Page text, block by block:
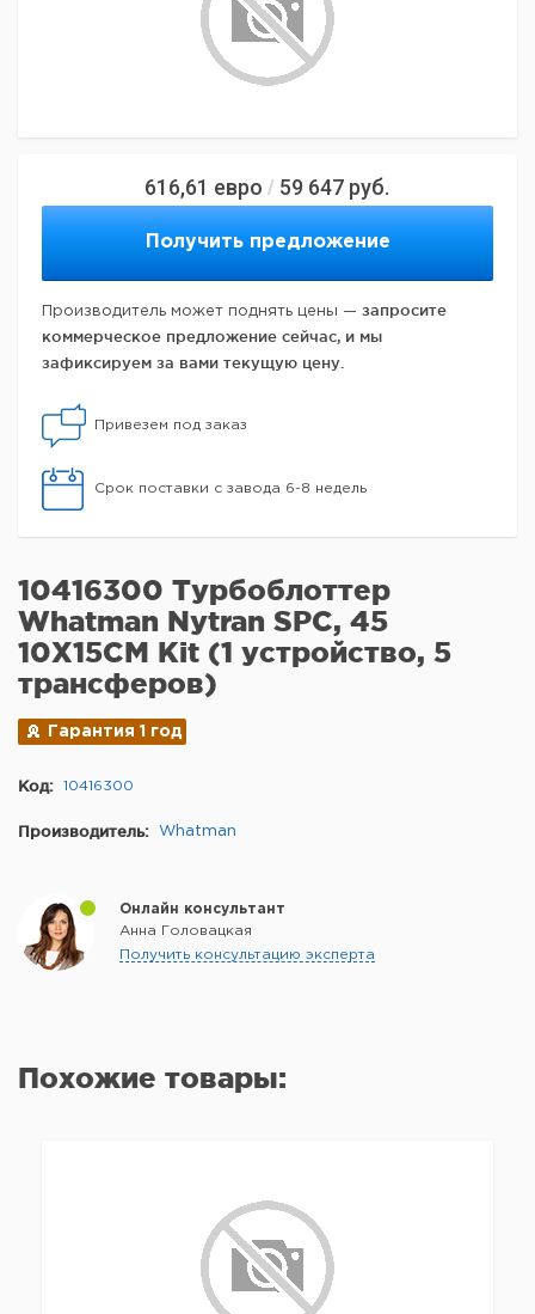
616,61 евро / 59 647 руб.
Получить предложение
Производитель может поднять цены — запросите
коммерческое предложение сейчас, и мы
зафиксируем за вами текущую цену.
Привезем под заказ
Срок поставки с завода 6-8 недель
10416300 Турбоблоттер
Whatman Nytran SPC, 45
10X15CM Kit (1 устройство, 5
трансферов)
Гарантия 1 год
Код: 10416300
Производитель: Whatman
Онлайн консультант
Анна Головацкая
Получить консультацию эксперта
Похожие товары: